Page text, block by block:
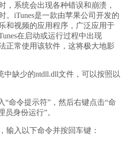
，系统会出现各种错误和崩溃，
。iTunes是一款由苹果公司开发的
和视频的应用程序，广泛应用于
在启动或运行过程中出现
正常使用该软件，这将极大地影
中缺少的ntdll.dll文件，可以按照以
“命令提示符”，然后右键点击“命
员身份运行”。
输入以下命令并按回车键：